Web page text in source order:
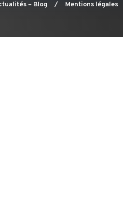
– Blog / Mentions légales